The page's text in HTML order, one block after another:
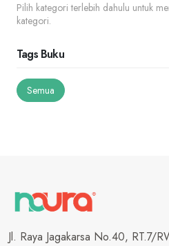
Pilih kategori terlebih dahulu untuk
kategori.
Tags Buku
Semua
Jl. Raya Jagakarsa No.40, RT.7/